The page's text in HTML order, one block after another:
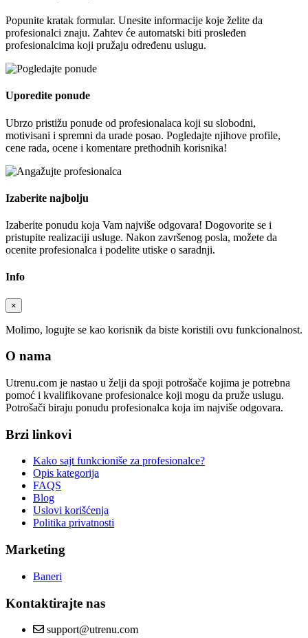
Popunite kratak formular. Unesite informacije koje želite da
profesionalci znaju. Zahtev će automatski biti prosleđen
profesionalcima koji pružaju određenu uslugu.
Uporedite ponude
Ubrzo pristižu ponude od profesionalaca koji su slobodni,
motivisani i spremni da urade posao. Pogledajte njihove profile,
cene rada, ocene i komentare prethodnih korisnika!
Izaberite najbolju
Izaberite ponudu koja Vam najviše odgovara! Dogovorite se i
pristupite realizaciji usluge. Nakon završenog posla, možete da
ocenite profesionalca i podelite utiske o saradnji.
Info
×
Molimo, logujte se kao korisnik da biste koristili ovu funkcionalnost.
O nama
Utrenu.com je nastao u želji da spoji potrošače kojima je potrebna
pomoć i kvalifikovane profesionalce koji mogu da pruže uslugu.
Potrošači biraju ponudu profesionalca koja im najviše odgovara.
Brzi linkovi
Kako sajt funkcioniše za profesionalce?
Opis kategorija
FAQS
Blog
Uslovi korišćenja
Politika privatnosti
Marketing
Baneri
Kontaktirajte nas
support@utrenu.com